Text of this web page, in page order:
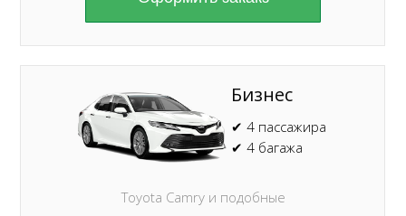
Бизнес
Toyota Camry и подобные
✔ 4 пассажира
✔ 4 багажа